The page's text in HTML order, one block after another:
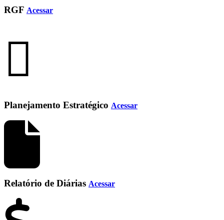
RGF Acessar
Planejamento Estratégico Acessar
Relatório de Diárias Acessar